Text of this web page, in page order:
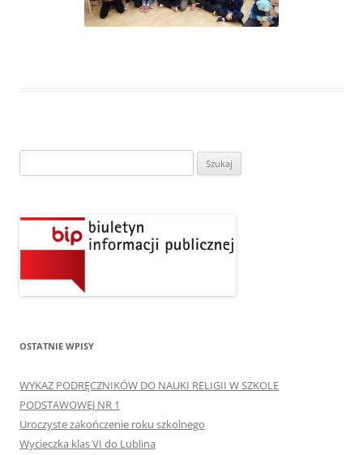
OSTATNIE WPISY
WYKAZ PODRĘCZNIKÓW DO NAUKI RELIGII W SZKOLE
PODSTAWOWEJ NR 1
Uroczyste zakończenie roku szkolnego
Wycieczka klas VI do Lublina